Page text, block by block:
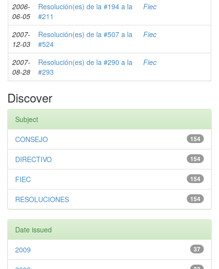
2006-
06-05
Resolución(es) de la #194 a la
#211
Fiec
2007-
12-03
Resolución(es) de la #507 a la
#524
Fiec
2007-
08-28
Resolución(es) de la #290 a la
#293
Fiec
Discover
Subject
154
CONSEJO
154
DIRECTIVO
154
FIEC
154
RESOLUCIONES
Date issued
37
2009